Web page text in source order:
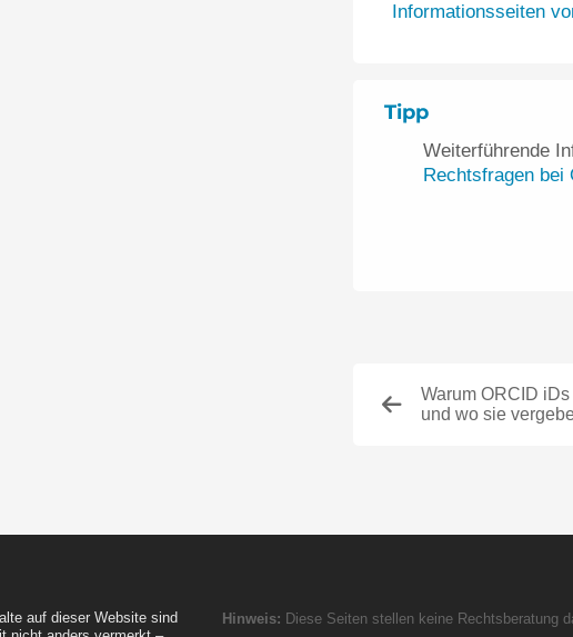
Informationsseiten
Tipp
Weiterführende
Rechtsfragen bei
Warum ORCID
und wo sie
auf dieser Website sind
Hinweis: Diese Seiten stellen keine Rechtsberatung